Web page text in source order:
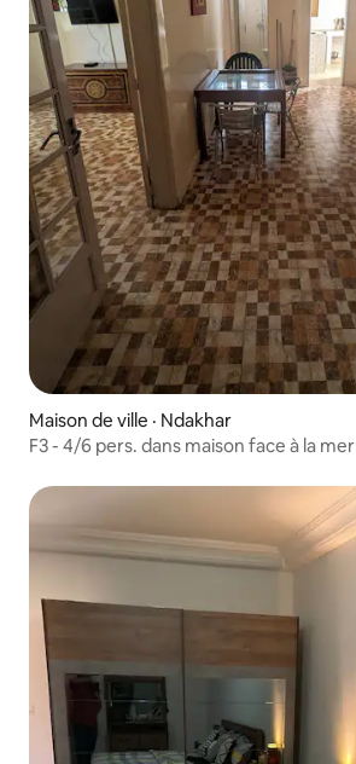
Maison de ville · Ndakhar
F3 - 4/6 pers. dans maison face à la mer